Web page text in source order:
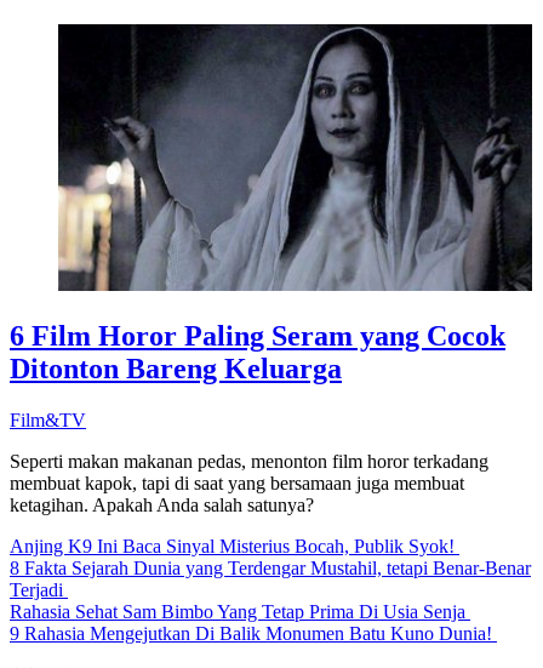
6 Film Horor Paling Seram yang Cocok
Ditonton Bareng Keluarga
Film&TV
Seperti makan makanan pedas, menonton film horor terkadang
membuat kapok, tapi di saat yang bersamaan juga membuat
ketagihan. Apakah Anda salah satunya?
Anjing K9 Ini Baca Sinyal Misterius Bocah, Publik Syok!
8 Fakta Sejarah Dunia yang Terdengar Mustahil, tetapi Benar-Benar
Terjadi
Rahasia Sehat Sam Bimbo Yang Tetap Prima Di Usia Senja
9 Rahasia Mengejutkan Di Balik Monumen Batu Kuno Dunia!